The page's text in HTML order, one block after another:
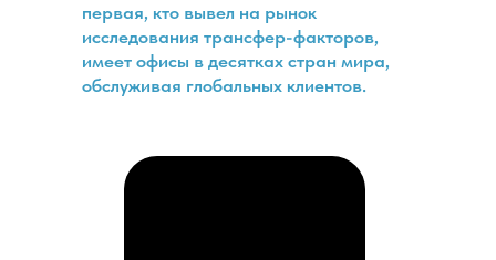
первая, кто вывел на рынок
исследования трансфер-факторов,
имеет офисы в десятках стран мира,
обслуживая глобальных клиентов.